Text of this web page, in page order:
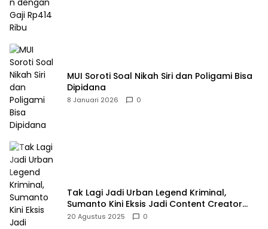
MUI Soroti Soal Nikah Siri dan Poligami Bisa
Dipidana
8 Januari 2026 0
Tak Lagi Jadi Urban Legend Kriminal,
Sumanto Kini Eksis Jadi Content Creator
Mukbang
20 Agustus 2025 0